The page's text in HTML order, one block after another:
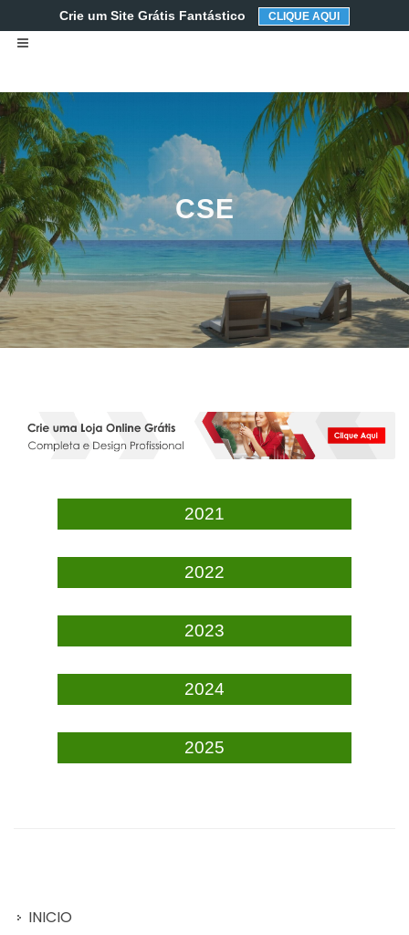
CSE
2021
2022
2023
2024
2025
INICIO
Crie um Site Grátis Fantástico CLIQUE AQUI